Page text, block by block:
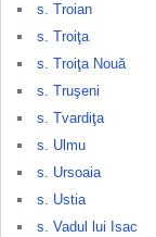
s. Troian
s. Troiţa
s. Troiţa Nouă
s. Truşeni
s. Tvardiţa
s. Ulmu
s. Ursoaia
s. Ustia
s. Vadul lui Isac